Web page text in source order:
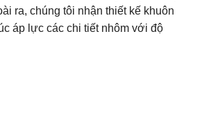
ra, chúng tôi nhận thiết kế khuôn
áp lực các chi tiết nhôm với độ